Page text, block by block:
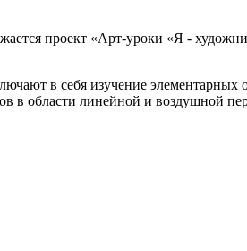
проект «Арт-уроки «Я -
в себя изучение
в области линейной и воздушной